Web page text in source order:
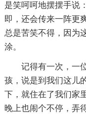
是笑呵呵地摆摆手说
即，还会传来一阵更
总是苦笑不得，因为
涂。
记得有一次，一
孩，说是到我们这儿
下，就住在了我们家
晚上也闹个不停，弄